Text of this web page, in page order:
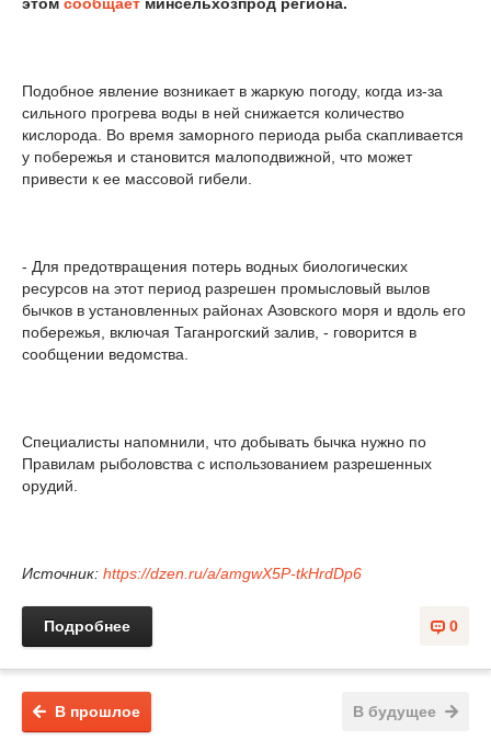
Подобное явление возникает в жаркую погоду, когда из-за
сильного прогрева воды в ней снижается количество
кислорода. Во время заморного периода рыба скапливается
у побережья и становится малоподвижной, что может
привести к ее массовой гибели.
- Для предотвращения потерь водных биологических
ресурсов на этот период разрешен промысловый вылов
бычков в установленных районах Азовского моря и вдоль его
побережья, включая Таганрогский залив, - говорится в
сообщении ведомства.
Специалисты напомнили, что добывать бычка нужно по
Правилам рыболовства с использованием разрешенных
орудий.
Источник: https://dzen.ru/a/amgwX5P-tkHrdDp6
0
Подробнее
В будущее
В прошлое